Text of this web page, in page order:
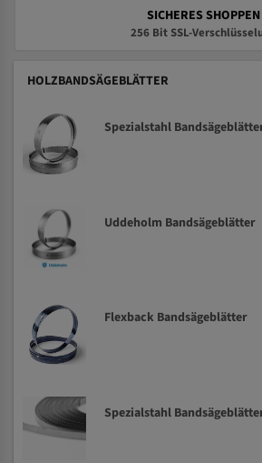
SICHERES SHOPPEN
256 Bit SSL-
HOLZBANDSÄGEBLÄTTER
Spezialstahl
Uddeholm Bandsägeblätter
Flexback Bandsägeblätter
Spezialstahl